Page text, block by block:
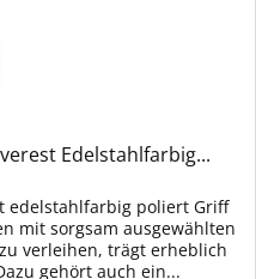
Edelstahlfarbig...
edelstahlfarbig poliert Griff
mit sorgsam ausgewählten
verleihen, trägt erheblich
gehört auch ein...